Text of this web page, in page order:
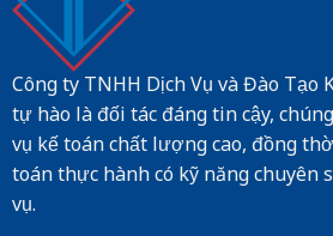
Công ty TNHH Dịch Vụ và Đào
tự hào là đối tác đáng tin cậy,
vụ kế toán chất lượng cao, đồng
toán thực hành có kỹ năng chuyên
vụ.